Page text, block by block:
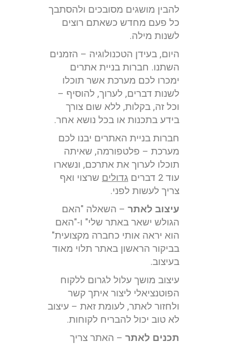
להבין מושגים מסובכים ולהסתבך
כל פעם מחדש כשאתם רוצים
לשנות מילה.
היום, בעידן הטכנולוגיה – הזמנים
השתנו. חברות בניית אתרים
ימכרו לכם מערכת אשר תוכלו
לשנות דברים, לערוך, להוסיף –
וכל זה, בקלות, ללא שום צורך
בידע בתכנות או בכל נושא אחר.
חברות בניית האתרים יבנו לכם
מערכת – פלטפורמה, שאיתה
תוכלו לערוך את אתרכם, ונשארו
עוד 2 דברים
גדולים שרצוי ואף
צריך לעשות לפני.
עיצוב לאתר – השאלה "האם
הגולש ישאר באתר שלי" ו-"האם
הוא יראה אותי כחברה מקצועית"
בביקור הראשון באתר תלוי מאוד
בעיצוב.
עיצוב מושך עלול לגרום ללקוח
הפוטנציאלי ליצור איתך קשר
ולחזור לאתר, לעומת זאת – עיצוב
לא טוב יכול להבריח לקוחות.
תכנים לאתר – האתר צריך